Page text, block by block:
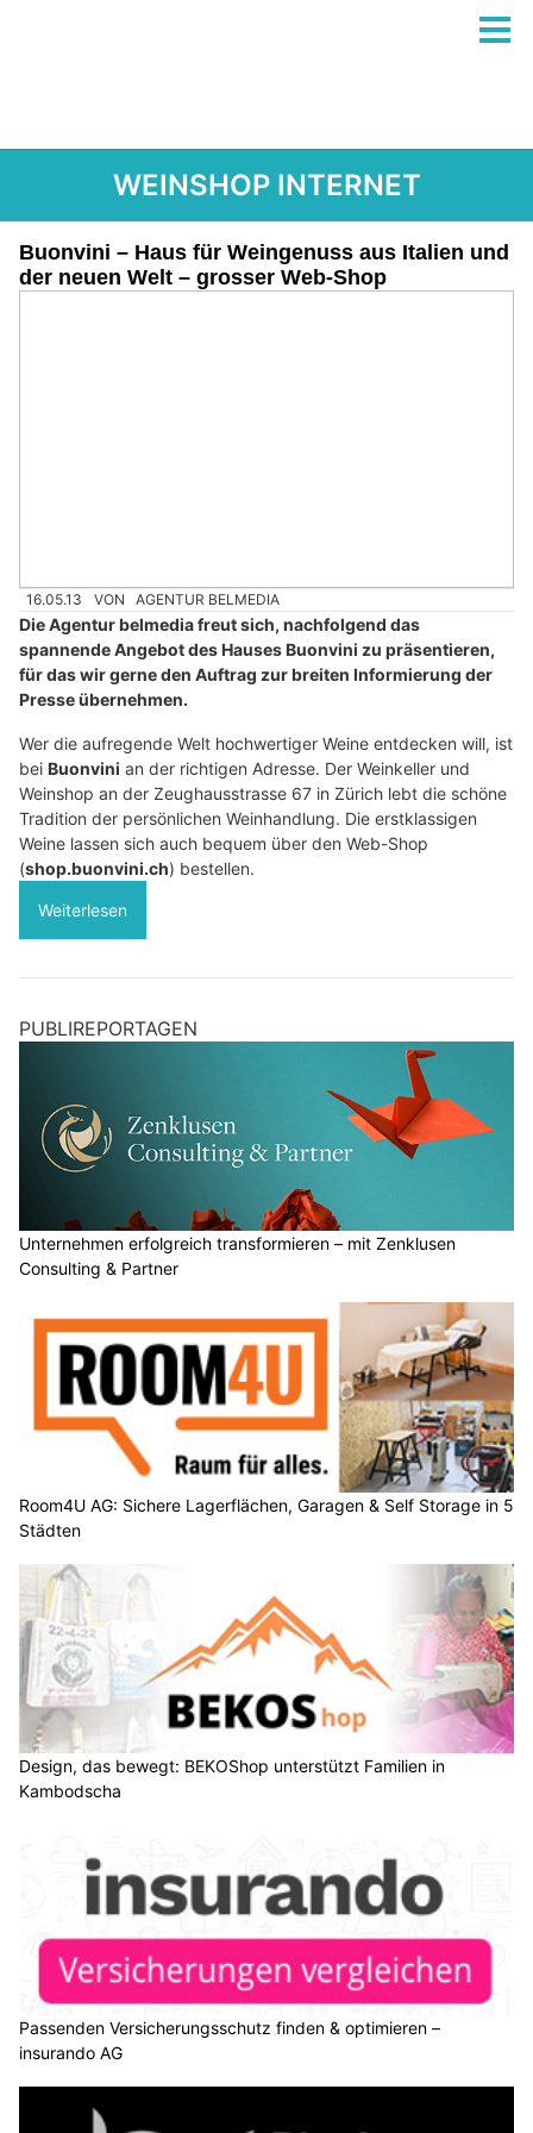
WEINSHOP INTERNET
Buonvini – Haus für Weingenuss aus Italien und
der neuen Welt – grosser Web-Shop
16.05.13 VON AGENTUR BELMEDIA
Die Agentur belmedia freut sich, nachfolgend das
spannende Angebot des Hauses Buonvini zu präsentieren,
für das wir gerne den Auftrag zur breiten Informierung der
Presse übernehmen.
Wer die aufregende Welt hochwertiger Weine entdecken will, ist
bei Buonvini an der richtigen Adresse. Der Weinkeller und
Weinshop an der Zeughausstrasse 67 in Zürich lebt die schöne
Tradition der persönlichen Weinhandlung. Die erstklassigen
Weine lassen sich auch bequem über den Web-Shop
(shop.buonvini.ch) bestellen.
Weiterlesen
PUBLIREPORTAGEN
Unternehmen erfolgreich transformieren – mit Zenklusen
Consulting & Partner
Room4U AG: Sichere Lagerflächen, Garagen & Self Storage in 5
Städten
Design, das bewegt: BEKOShop unterstützt Familien in
Kambodscha
Passenden Versicherungsschutz finden & optimieren –
insurando AG